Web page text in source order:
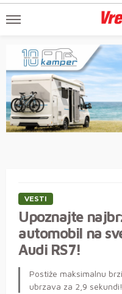
VESTI
Upoznajte
automobil na
Audi RS7!
Postiže maksimalnu
ubrzava za 2,9 sekundi!